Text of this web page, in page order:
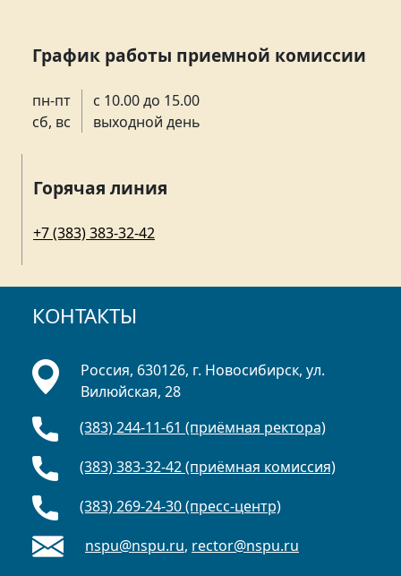
График работы приемной комиссии
пн-пт
сб, вс
с 10.00 до 15.00
выходной день
Горячая линия
+7 (383) 383-32-42
КОНТАКТЫ
Россия, 630126, г. Новосибирск, ул.
Вилюйская, 28
(383) 244-11-61 (приёмная ректора)
(383) 383-32-42 (приёмная комиссия)
(383) 269-24-30 (пресс-центр)
nspu@nspu.ru, rector@nspu.ru